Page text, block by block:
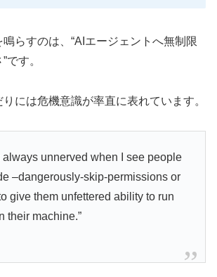
らすのは、“AIエージェントへ無制限
です。
には危機意識が率直に表れています。
always unnerved when I see people
–dangerously-skip-permissions or
give them unfettered ability to run
their machine.”